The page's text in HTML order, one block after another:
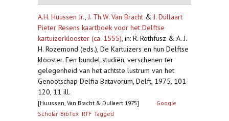
A.H. Huussen Jr., J. Th.W. Van Bracht & J. Dullaart
Pieter Resens kaartboek voor het Delftse
kartuizerklooster (ca. 1555), in: R. Rothfusz & A. J.
H. Rozemond (eds.), De Kartuizers en hun Delftse
klooster. Een bundel studiën, verschenen ter
gelegenheid van het achtste lustrum van het
Genootschap Delfia Batavorum, Delft, 1975, 101-
120, 11 ill.
[Huussen, Van Bracht & Dullaert 1975]
Google
Scholar BibTex RTF Tagged